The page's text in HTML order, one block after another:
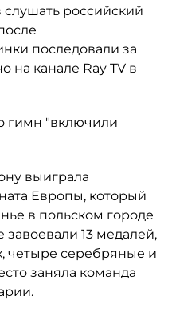
российский
последовали за
на канале Ray TV в
гимн "включили
выиграла
Европы, который
в польском городе
13 медалей,
четыре серебряные и
заняла команда